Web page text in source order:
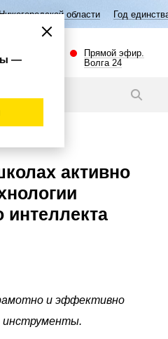
области Год единства народов
Прямой эфир.
Волга 24
активно
интеллекта
и эффективно
инструменты.
—